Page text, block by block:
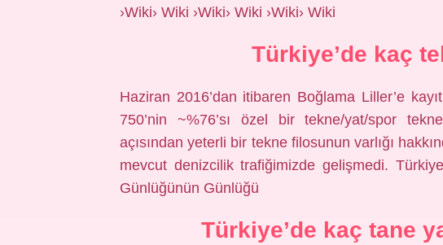
›Wiki› Wiki ›Wiki› Wiki ›Wiki› Wiki
Türkiye’de kaç
Haziran 2016’dan itibaren Boğlama Liller’e
750’nin ~%76’sı özel bir tekne/yat/spor
açısından yeterli bir tekne filosunun varlığı
mevcut denizcilik trafiğimizde gelişmedi.
Günlüğünün Günlüğü
Türkiye’de kaç tane